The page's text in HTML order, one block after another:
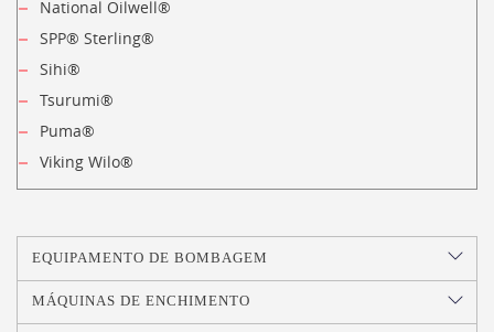
EQUIPAMENTO DE BOMBAGEM
MÁQUINAS DE ENCHIMENTO
National Oilwell®
SPP® Sterling®
Sihi®
Tsurumi®
Puma®
Viking Wilo®